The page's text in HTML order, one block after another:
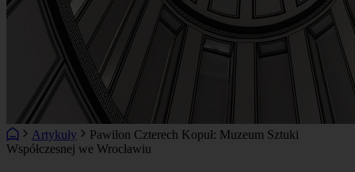
Artykuły
Pawilon Czterech Kopuł: Muzeum Sztuki
Współczesnej we Wrocławiu